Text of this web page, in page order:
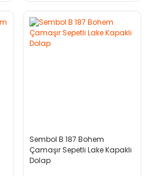
Sembol B 187 Bohem
Çamaşır Sepetli Lake Kapaklı
Dolap